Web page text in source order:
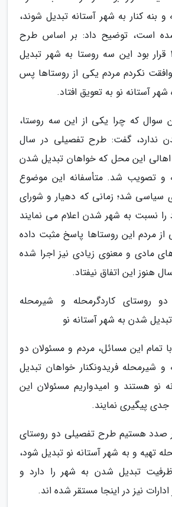
بنه کنار به شهر آستانه تبدیل شوند،
است، توضیح داد: بر اساس طرح
تفصیلی سال 1385 قرار بود این سه روستا به شهر تبدیل
نکردم مردم یکی از روستاها پس
آستانه نو به تعویق افتاد.
سوال که چرا یکی از این سه روستا،
ندارد، گفت: طرح تفصیلی در سال
اهالی این محل که خواهان تبدیل شدن
و تصویب شد. متأسفانه این موضوع
شد؛ زمانی که دهیار و شورای
را نسبت به شهر شدن اعلام می نمایند
از مردم این روستاها پاسخ مثبت داده
مادی و معنوی زیادی نیز اجرا شده
روستای کاردگرمحله و شیرمحله
شدن به شهر آستانه نو
تمام این مسائل، مردم و مسئولان دو
و شیرمحله فریدونکنار خواهان تبدیل
نو هستند و امیدواریم مسئولان این
پیگیری نمایند.
صدد هستیم طرح تفصیلی دو روستای
تهیه و به شهر آستانه نو تبدیل شود،
تبدیل شدن به شهر را دارد و
نیز در اینجا مستقر شده اند.